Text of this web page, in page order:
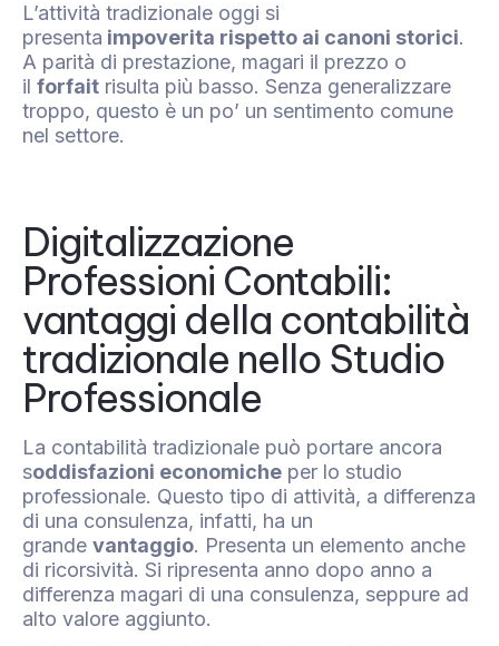
L’attività tradizionale oggi si
presenta impoverita rispetto ai canoni storici.
A parità di prestazione, magari il prezzo o
il forfait risulta più basso. Senza generalizzare
troppo, questo è un po’ un sentimento comune
nel settore.
Digitalizzazione
Professioni Contabili:
vantaggi della contabilità
tradizionale nello Studio
Professionale
La contabilità tradizionale può portare ancora
soddisfazioni economiche per lo studio
professionale. Questo tipo di attività, a differenza
di una consulenza, infatti, ha un
grande vantaggio. Presenta un elemento anche
di ricorsività. Si ripresenta anno dopo anno a
differenza magari di una consulenza, seppure ad
alto valore aggiunto.